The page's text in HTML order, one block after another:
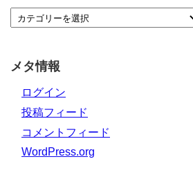
メタ情報
ログイン
投稿フィード
コメントフィード
WordPress.org